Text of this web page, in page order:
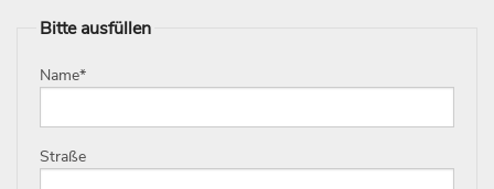
Bitte ausfüllen
Name*
Straße